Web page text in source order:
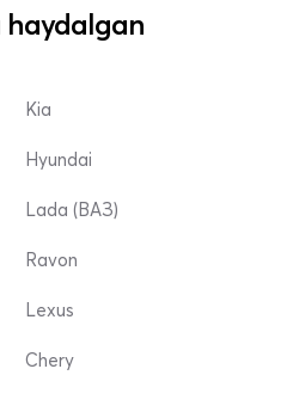
haydalgan
Kia
Hyundai
Lada (ВАЗ)
Ravon
Lexus
Chery